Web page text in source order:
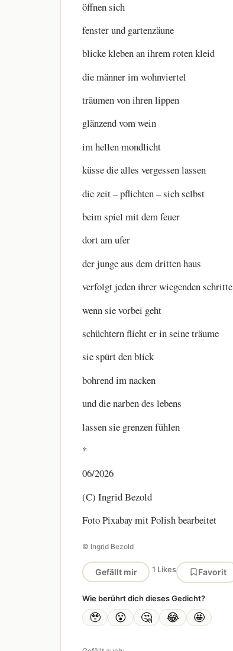
öffnen sich
fenster und gartenzäune
blicke kleben an ihrem roten kleid
die männer im wohnviertel
träumen von ihren lippen
glänzend vom wein
im hellen mondlicht
küsse die alles vergessen lassen
die zeit – pflichten – sich selbst
beim spiel mit dem feuer
dort am ufer
der junge aus dem dritten haus
verfolgt jeden ihrer wiegenden schritte
wenn sie vorbei geht
schüchtern flieht er in seine träume
sie spürt den blick
bohrend im nacken
und die narben des lebens
lassen sie grenzen fühlen
*
06/2026
(C) Ingrid Bezold
Foto Pixabay mit Polish bearbeitet
© Ingrid Bezold
Gefällt mir 1 Likes Favorit
Wie berührt dich dieses Gedicht?
🥹 😮 🤔 😂 🤩